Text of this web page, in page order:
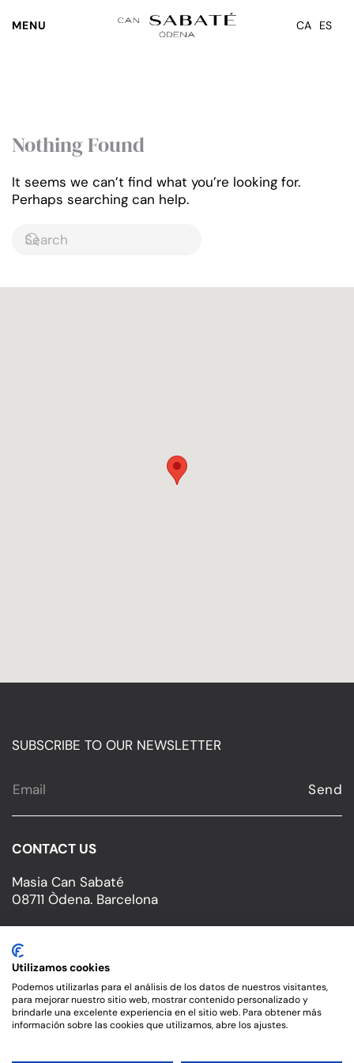
MENU CA ES
Nothing Found
It seems we can’t find what you’re looking for.
Perhaps searching can help.
SUBSCRIBE TO OUR NEWSLETTER
CONTACT US
Masia Can Sabaté
08711 Òdena. Barcelona
T.
cristina@cansabate.com
©2026Can Sabaté. All rights reserved.
Utilizamos cookies
Podemos utilizarlas para el análisis de los datos de nuestros visitantes,
para mejorar nuestro sitio web, mostrar contenido personalizado y
brindarle una excelente experiencia en el sitio web. Para obtener más
información sobre las cookies que utilizamos, abre los ajustes.